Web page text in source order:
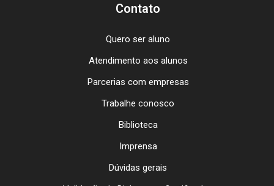
Contato
Quero ser aluno
Atendimento aos alunos
Parcerias com empresas
Trabalhe conosco
Biblioteca
Imprensa
Dúvidas gerais